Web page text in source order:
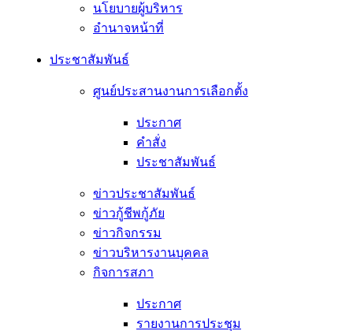
นโยบายผู้บริหาร
อํานาจหน้าที่
ประชาสัมพันธ์
ศูนย์ประสานงานการเลือกตั้ง
ประกาศ
คำสั่ง
ประชาสัมพันธ์
ข่าวประชาสัมพันธ์
ข่าวกู้ชีพกู้ภัย
ข่าวกิจกรรม
ข่าวบริหารงานบุคคล
กิจการสภา
ประกาศ
รายงานการประชุม